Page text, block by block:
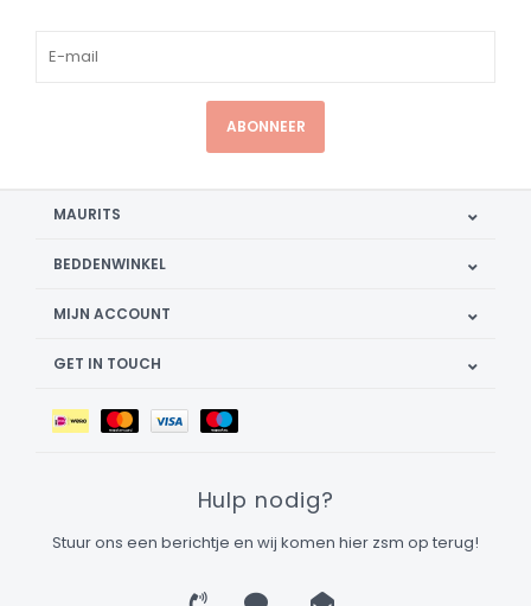
ABONNEER
MAURITS
BEDDENWINKEL
MIJN ACCOUNT
GET IN TOUCH
Hulp nodig?
Stuur ons een berichtje en wij komen hier zsm op terug!